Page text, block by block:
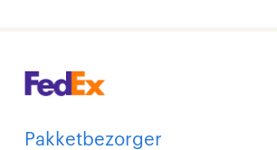
Pakketbezorger